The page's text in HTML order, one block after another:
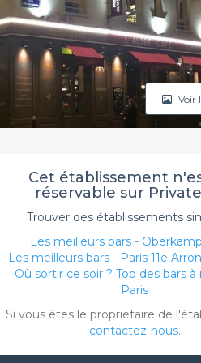
Voir
Cet établissement
réservable sur
Trouver des établissements
Les meilleurs bars -
Les meilleurs bars - Paris 11e
Où sortir ce soir ? Top des bars à
Paris
Si vous êtes le propriétaire de
contactez-nous.